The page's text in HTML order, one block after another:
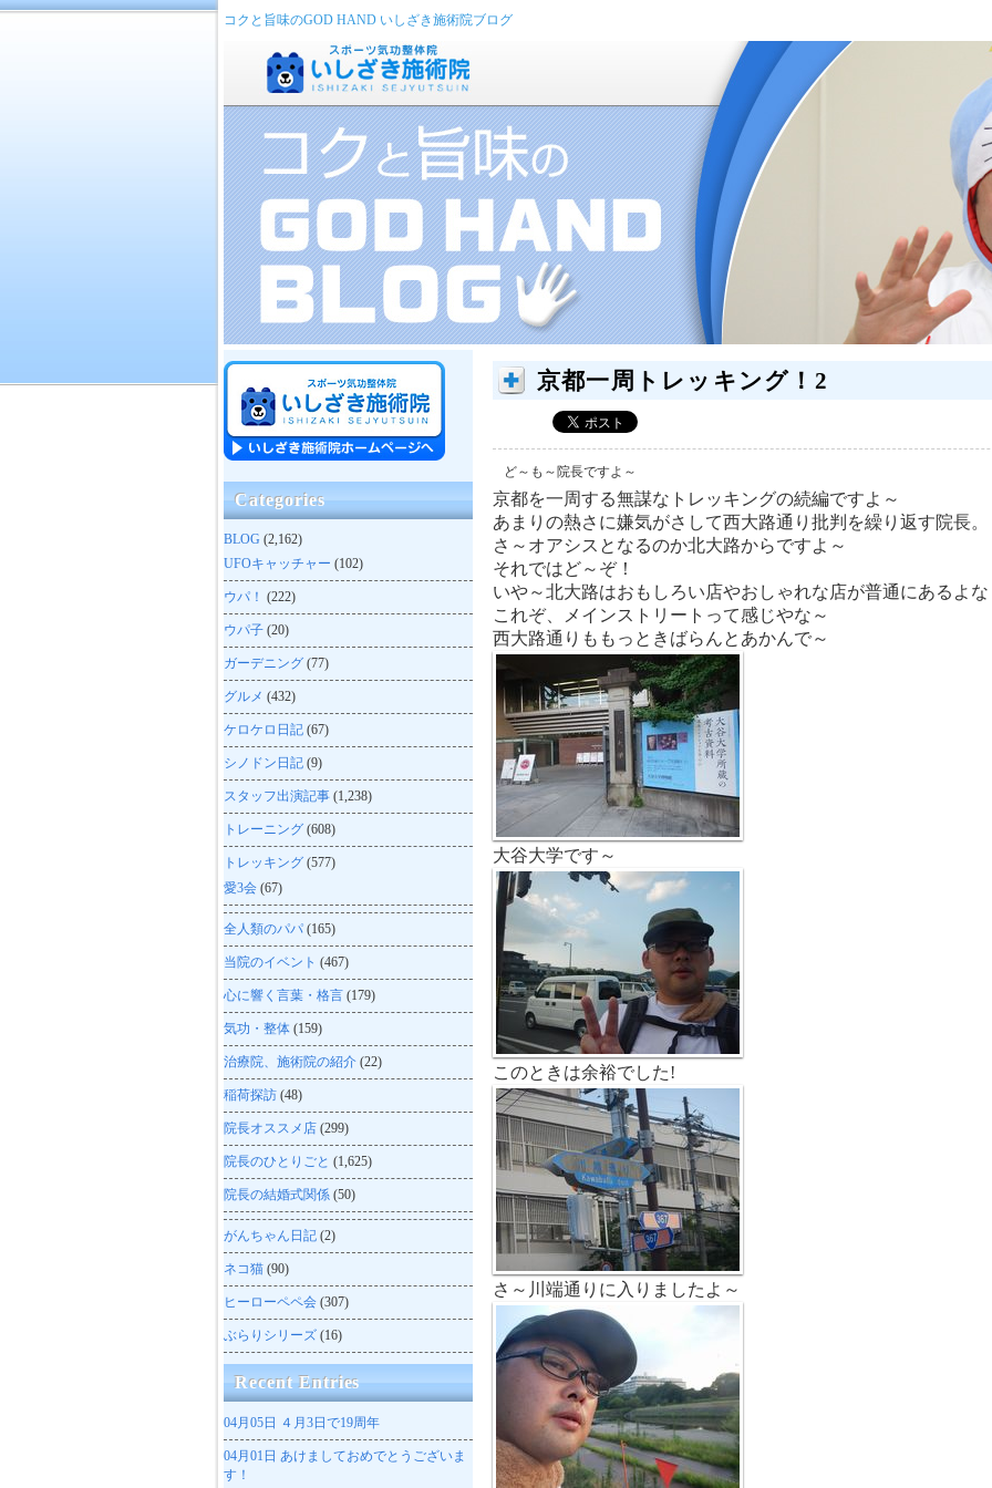
コクと旨味のGOD HAND いしざき施術院ブログ
京都一周トレッキング！2
ど～も～院長ですよ～
京都を一周する無謀なトレッキングの続編ですよ～
あまりの熱さに嫌気がさして西大路通り批判を繰り返す院長。
さ～オアシスとなるのか北大路からですよ～
それではど～ぞ！
いや～北大路はおもしろい店やおしゃれな店が普通にあるよな
これぞ、メインストリートって感じやな～
西大路通りももっときばらんとあかんで～
大谷大学です～
このときは余裕でした!
さ～川端通りに入りましたよ～
Categories
BLOG (2,162)
UFOキャッチャー (102)
ウパ！ (222)
ウパ子 (20)
ガーデニング (77)
グルメ (432)
ケロケロ日記 (67)
シノドン日記 (9)
スタッフ出演記事 (1,238)
トレーニング (608)
トレッキング (577)
愛3会 (67)
全人類のパパ (165)
当院のイベント (467)
心に響く言葉・格言 (179)
気功・整体 (159)
治療院、施術院の紹介 (22)
稲荷探訪 (48)
院長オススメ店 (299)
院長のひとりごと (1,625)
院長の結婚式関係 (50)
がんちゃん日記 (2)
ネコ猫 (90)
ヒーローペペ会 (307)
ぶらりシリーズ (16)
Recent Entries
04月05日 ４月3日で19周年
04月01日 あけましておめでとうございま
す！